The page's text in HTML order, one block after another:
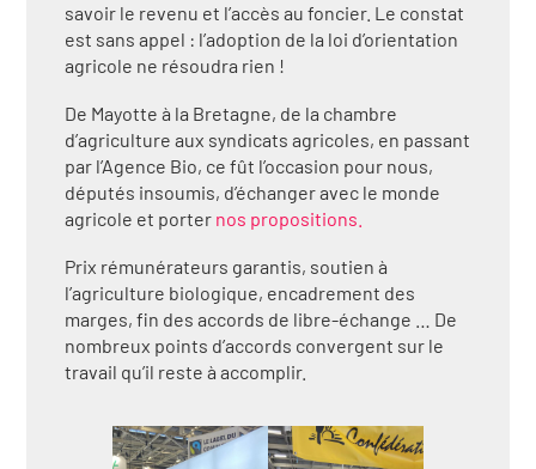
savoir le revenu et l’accès au foncier. Le constat
est sans appel : l’adoption de la loi d’orientation
agricole ne résoudra rien !
De Mayotte à la Bretagne, de la chambre
d’agriculture aux syndicats agricoles, en passant
par l’Agence Bio, ce fût l’occasion pour nous,
députés insoumis, d’échanger avec le monde
agricole et porter nos propositions.
Prix rémunérateurs garantis, soutien à
l’agriculture biologique, encadrement des
marges, fin des accords de libre-échange … De
nombreux points d’accords convergent sur le
travail qu’il reste à accomplir.